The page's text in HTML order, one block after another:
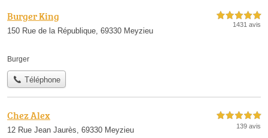
Burger King
150 Rue de la République, 69330 Meyzieu
5,0 étoiles sur 5
1431 avis
Burger
Téléphone
Chez Alex
12 Rue Jean Jaurès, 69330 Meyzieu
5,0 étoiles sur 5
139 avis